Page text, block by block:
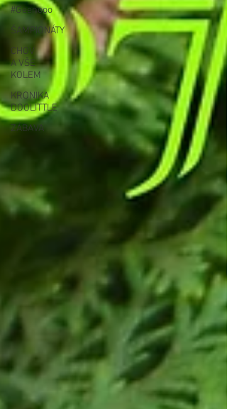
#Geenooo
ŠAMPIONÁTY
CHOV
A VŠE
KOLEM
KRONIKA
DOOLITTLE
ZÁBAVA